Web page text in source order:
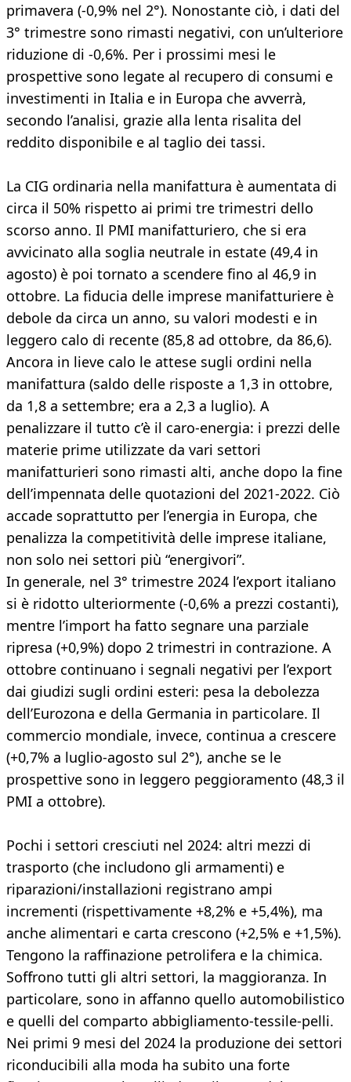
primavera (-0,9% nel 2°). Nonostante ciò, i dati del
3° trimestre sono rimasti negativi, con un’ulteriore
riduzione di -0,6%. Per i prossimi mesi le
prospettive sono legate al recupero di consumi e
investimenti in Italia e in Europa che avverrà,
secondo l’analisi, grazie alla lenta risalita del
reddito disponibile e al taglio dei tassi.
La CIG ordinaria nella manifattura è aumentata di
circa il 50% rispetto ai primi tre trimestri dello
scorso anno. Il PMI manifatturiero, che si era
avvicinato alla soglia neutrale in estate (49,4 in
agosto) è poi tornato a scendere fino al 46,9 in
ottobre. La fiducia delle imprese manifatturiere è
debole da circa un anno, su valori modesti e in
leggero calo di recente (85,8 ad ottobre, da 86,6).
Ancora in lieve calo le attese sugli ordini nella
manifattura (saldo delle risposte a 1,3 in ottobre,
da 1,8 a settembre; era a 2,3 a luglio). A
penalizzare il tutto c’è il caro-energia: i prezzi delle
materie prime utilizzate da vari settori
manifatturieri sono rimasti alti, anche dopo la fine
dell’impennata delle quotazioni del 2021-2022. Ciò
accade soprattutto per l’energia in Europa, che
penalizza la competitività delle imprese italiane,
non solo nei settori più “energivori”.
In generale, nel 3° trimestre 2024 l’export italiano
si è ridotto ulteriormente (-0,6% a prezzi costanti),
mentre l’import ha fatto segnare una parziale
ripresa (+0,9%) dopo 2 trimestri in contrazione. A
ottobre continuano i segnali negativi per l’export
dai giudizi sugli ordini esteri: pesa la debolezza
dell’Eurozona e della Germania in particolare. Il
commercio mondiale, invece, continua a crescere
(+0,7% a luglio-agosto sul 2°), anche se le
prospettive sono in leggero peggioramento (48,3 il
PMI a ottobre).
Pochi i settori cresciuti nel 2024: altri mezzi di
trasporto (che includono gli armamenti) e
riparazioni/installazioni registrano ampi
incrementi (rispettivamente +8,2% e +5,4%), ma
anche alimentari e carta crescono (+2,5% e +1,5%).
Tengono la raffinazione petrolifera e la chimica.
Soffrono tutti gli altri settori, la maggioranza. In
particolare, sono in affanno quello automobilistico
e quelli del comparto abbigliamento-tessile-pelli.
Nei primi 9 mesi del 2024 la produzione dei settori
riconducibili alla moda ha subito una forte